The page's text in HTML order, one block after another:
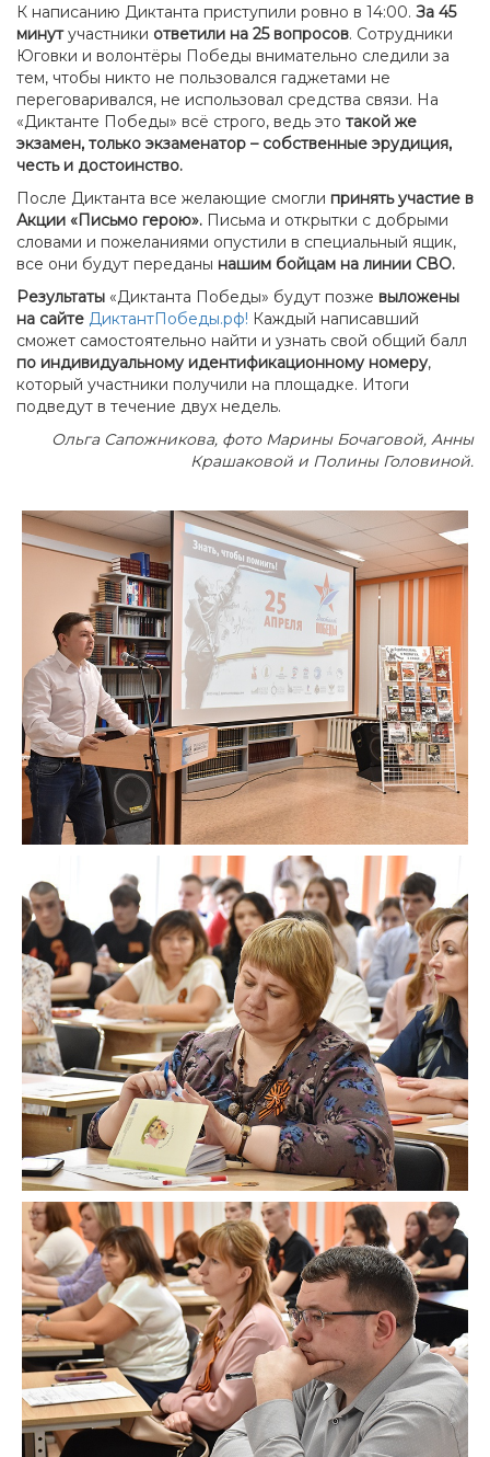
К написанию Диктанта приступили ровно в 14:00. За 45
минутучастники ответили на 25 вопросов. Сотрудники
Юговки и волонтёры Победы внимательно следили за
тем, чтобы никто не пользовался гаджетами не
переговаривался, не использовал средства связи. На
«Диктанте Победы» всё строго, ведь это такой же
экзамен, только экзаменатор – собственные эрудиция,
честь и достоинство.
После Диктанта все желающие смогли принять участие в
Акции «Письмо герою». Письма и открытки с добрыми
словами и пожеланиями опустили в специальный ящик,
все они будут переданы нашим бойцам на линии СВО.
Результаты «Диктанта Победы» будут позже выложены
на сайте ДиктантПобеды.рф! Каждый написавший
сможет самостоятельно найти и узнать свой общий балл
по индивидуальному идентификационному номеру,
который участники получили на площадке. Итоги
подведут в течение двух недель.
Ольга Сапожникова, фото Марины Бочаговой, Анны
Крашаковой и Полины Головиной.